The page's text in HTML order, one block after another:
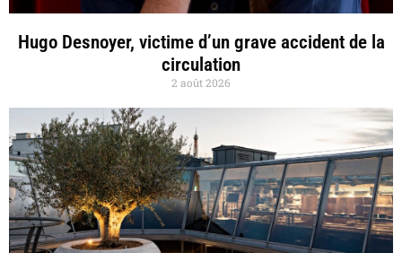
Hugo Desnoyer, victime d’un grave accident de la
circulation
2 août 2026